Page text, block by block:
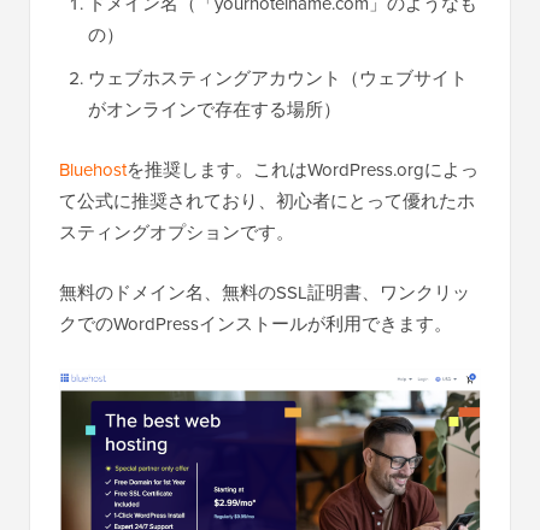
の）
ウェブホスティングアカウント（ウェブサイト
がオンラインで存在する場所）
Bluehostを推奨します。これはWordPress.orgによっ
て公式に推奨されており、初心者にとって優れたホ
スティングオプションです。
無料のドメイン名、無料のSSL証明書、ワンクリッ
クでのWordPressインストールが利用できます。